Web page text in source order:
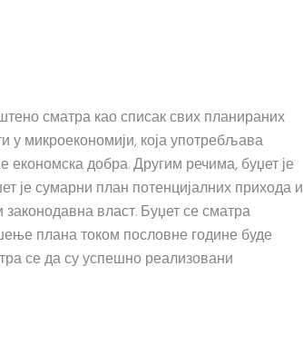
сматра као списак свих планираних
у микроекономији, која употребљава
економска добра. Другим речима, буџет је
је сумарни план потенцијалних прихода и
законодавна власт. Буџет се сматра
плана током пословне године буде
се да су успешно реализовани